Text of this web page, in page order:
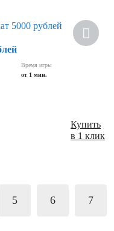
Время игры
от 1 мин.
Купить
в 1 клик
5 6 7